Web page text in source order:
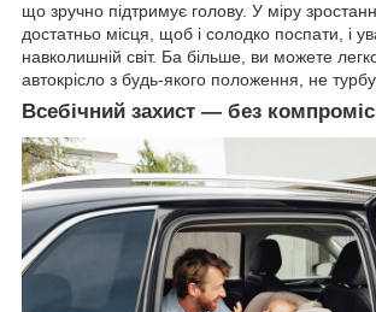
що зручно підтримує голову. У міру
достатньо місця, щоб і солодко поспати, і
навколишній світ. Ба більше, ви можете
автокрісло з будь-якого положення, не
Всебічний захист — без